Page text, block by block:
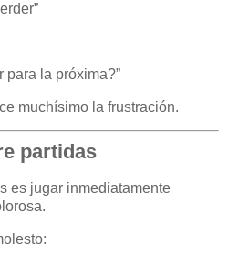
para la próxima?”
muchísimo la frustración.
partidas
es jugar inmediatamente